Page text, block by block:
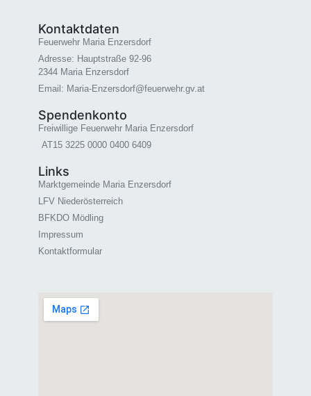
Kontaktdaten
Feuerwehr Maria Enzersdorf
Adresse: Hauptstraße 92-96
2344 Maria Enzersdorf
Email: Maria-Enzersdorf@feuerwehr.gv.at
Spendenkonto
Freiwillige Feuerwehr Maria Enzersdorf
AT15 3225 0000 0400 6409
Links
Marktgemeinde Maria Enzersdorf
LFV Niederösterreich
BFKDO Mödling
Impressum
Kontaktformular